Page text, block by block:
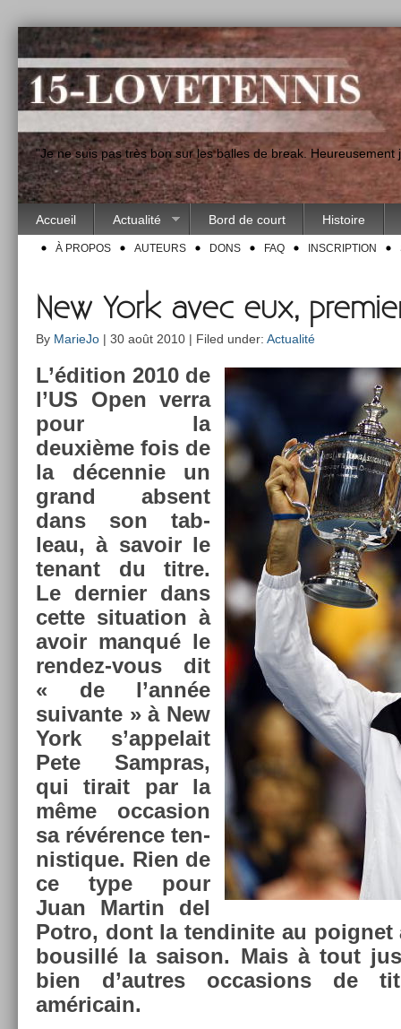
"Je ne suis pas très bon sur les balles de break.
Accueil Actualité Bord de court Histoire
À PROPOS AUTEURS DONS FAQ INSCRIPTION
New York avec eux,
By MarieJo | 30 août 2010 | Filed under: Actualité
L’édi­tion 2010 de
l’US Open verra
pour la
deuxième fois de
la décen­nie un
grand ab­sent
dans son tab­
leau, à savoir le
tenant du titre.
Le de­rni­er dans
cette situa­tion à
avoir manqué le
rendez-vous dit
« de l’année
suivan­te » à New
York s’ap­pelait
Pete Sampras,
qui tirait par la
même oc­cas­ion
sa révérence ten­
nistique. Rien de
ce type pour
Juan Mar­tin del
Potro, dont la ten­dinite au poig­net
bousillé la saison. Mais à tout
bien d’aut­res oc­cas­ions de
américain.